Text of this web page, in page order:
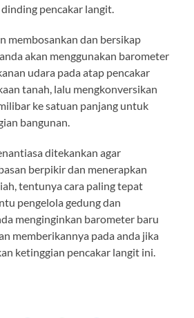
pencakar langit.
membosankan dan bersikap
akan menggunakan barometer
udara pada atap pencakar
tanah, lalu mengkonversikan
ke satuan panjang untuk
bangunan.
ditekankan agar
berpikir dan menerapkan
tentunya cara paling tepat
pengelola gedung dan
menginginkan barometer baru
memberikannya pada anda jika
ketinggian pencakar langit ini.